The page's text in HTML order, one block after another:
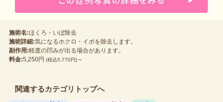
施術名:ほくろ・いぼ除去
施術詳細:気になるホクロ・イボを除去します。
副作用:軽度の凹みが出る場合があります。
料金:5,250円 (税込5,770円)～
関連するカテゴリトップへ